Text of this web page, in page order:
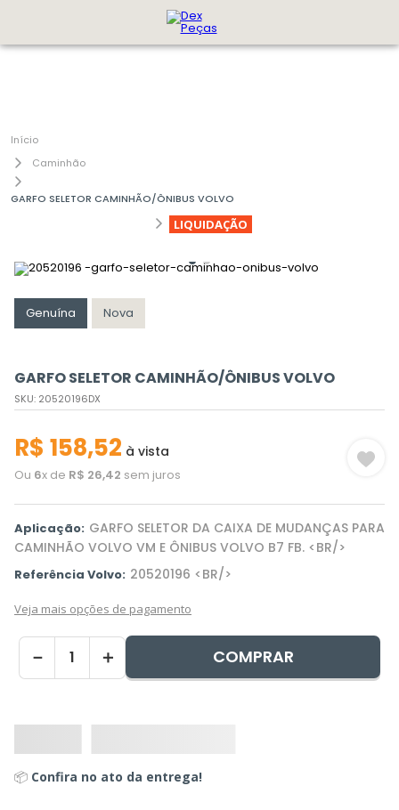
Caminhão
GARFO SELETOR CAMINHÃO/ÔNIBUS VOLVO
LIQUIDAÇÃO
Genuína Nova
GARFO SELETOR CAMINHÃO/ÔNIBUS VOLVO
SKU: 20520196DX
R$ 158,52 à vista
Ou 6x de R$ 26,42 sem juros
Aplicação: GARFO SELETOR DA CAIXA DE MUDANÇAS PARA
CAMINHÃO VOLVO VM E ÔNIBUS VOLVO B7 FB. <BR/>
Referência Volvo: 20520196 <BR/>
Veja mais opções de pagamento
＋
－ COMPRAR
📦 Confira no ato da entrega!